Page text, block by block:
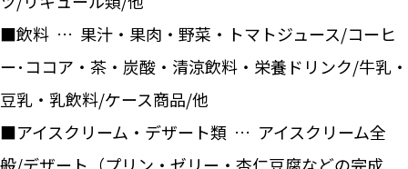
■飲料 … 果汁・果肉・野菜・トマトジュース/コーヒ
ー･ココア・茶・炭酸・清涼飲料・栄養ドリンク/牛乳・
豆乳・乳飲料/ケース商品/他
■アイスクリーム・デザート類 … アイスクリーム全